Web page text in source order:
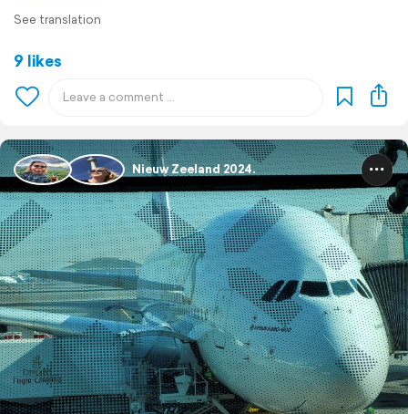
See translation
9 likes
Nieuw Zeeland 2024.